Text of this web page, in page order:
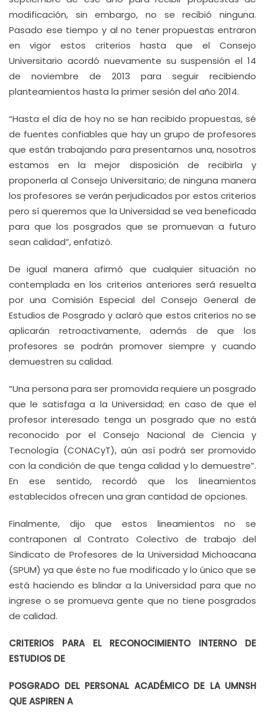
modificación, sin embargo, no se recibió ninguna.
Pasado ese tiempo y al no tener propuestas entraron
en vigor estos criterios hasta que el Consejo
Universitario acordó nuevamente su suspensión el 14
de noviembre de 2013 para seguir recibiendo
planteamientos hasta la primer sesión del año 2014.
“Hasta el día de hoy no se han recibido propuestas, sé
de fuentes confiables que hay un grupo de profesores
que están trabajando para presentarnos una, nosotros
estamos en la mejor disposición de recibirla y
proponerla al Consejo Universitario; de ninguna manera
los profesores se verán perjudicados por estos criterios
pero sí queremos que la Universidad se vea beneficada
para que los posgrados que se promuevan a futuro
sean calidad”, enfatizó.
De igual manera afirmó que cualquier situación no
contemplada en los criterios anteriores será resuelta
por una Comisión Especial del Consejo General de
Estudios de Posgrado y aclaró que estos criterios no se
aplicarán retroactivamente, además de que los
profesores se podrán promover siempre y cuando
demuestren su calidad.
“Una persona para ser promovida requiere un posgrado
que le satisfaga a la Universidad; en caso de que el
profesor interesado tenga un posgrado que no está
reconocido por el Consejo Nacional de Ciencia y
Tecnología (CONACyT), aún así podrá ser promovido
con la condición de que tenga calidad y lo demuestre”.
En ese sentido, recordó que los lineamientos
establecidos ofrecen una gran cantidad de opciones.
Finalmente, dijo que estos lineamientos no se
contraponen al Contrato Colectivo de trabajo del
Sindicato de Profesores de la Universidad Michoacana
(SPUM) ya que éste no fue modificado y lo único que se
está haciendo es blindar a la Universidad para que no
ingrese o se promueva gente que no tiene posgrados
de calidad.
CRITERIOS PARA EL RECONOCIMIENTO INTERNO DE
ESTUDIOS DE
POSGRADO DEL PERSONAL ACADÉMICO DE LA UMNSH
QUE ASPIREN A